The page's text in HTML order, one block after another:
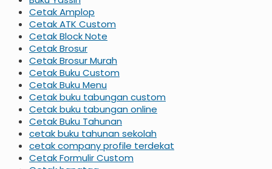
Cetak Amplop
Cetak ATK Custom
Cetak Block Note
Cetak Brosur
Cetak Brosur Murah
Cetak Buku Custom
Cetak Buku Menu
Cetak buku tabungan custom
Cetak buku tabungan online
Cetak Buku Tahunan
cetak buku tahunan sekolah
cetak company profile terdekat
Cetak Formulir Custom